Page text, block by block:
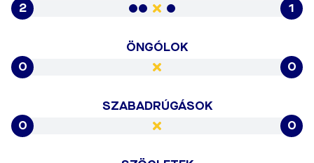
2
1
ÖNGÓLOK
0
0
SZABADRÚGÁSOK
0
0